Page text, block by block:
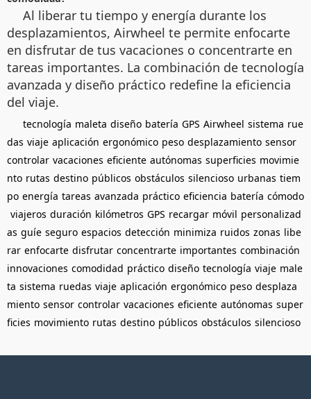
Al liberar tu tiempo y energía durante los
desplazamientos, Airwheel te permite enfocarte
en disfrutar de tus vacaciones o concentrarte en
tareas importantes. La combinación de tecnología
avanzada y diseño práctico redefine la eficiencia
del viaje.
tecnología maleta diseño batería GPS Airwheel sistema rue
das viaje aplicación ergonómico peso desplazamiento sensor
controlar vacaciones eficiente autónomas superficies movimie
nto rutas destino públicos obstáculos silencioso urbanas tiem
po energía tareas avanzada práctico eficiencia batería cómodo
viajeros duración kilómetros GPS recargar móvil personalizad
as guíe seguro espacios detección minimiza ruidos zonas libe
rar enfocarte disfrutar concentrarte importantes combinación
innovaciones comodidad práctico diseño tecnología viaje male
ta sistema ruedas viaje aplicación ergonómico peso desplaza
miento sensor controlar vacaciones eficiente autónomas super
ficies movimiento rutas destino públicos obstáculos silencioso